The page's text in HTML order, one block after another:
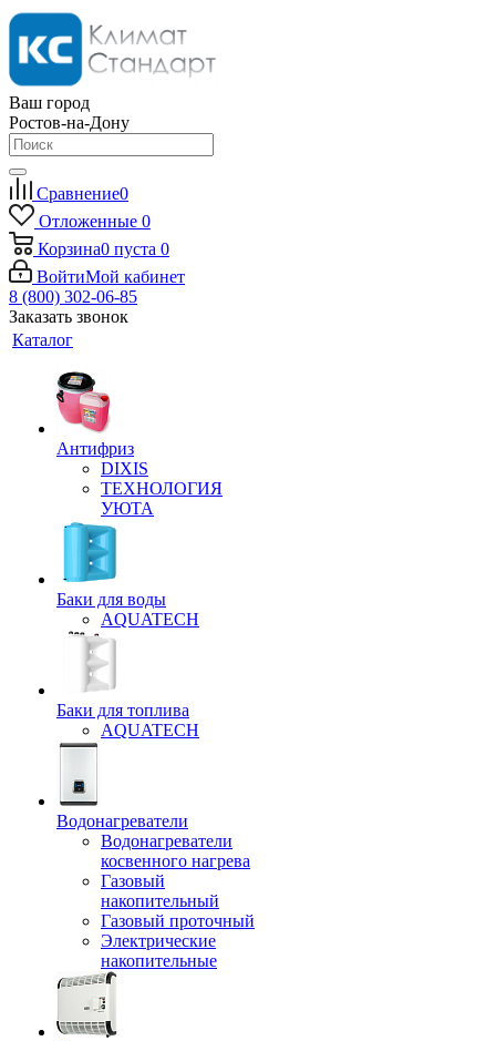
Ваш город
Ростов-на-Дону
Сравнение0
Отложенные 0
Корзина0 пуста 0
ВойтиМой кабинет
8 (800) 302-06-85
Заказать звонок
Каталог
Антифриз
DIXIS
ТЕХНОЛОГИЯ
УЮТА
Баки для воды
AQUATECH
Баки для топлива
AQUATECH
Водонагреватели
Водонагреватели
косвенного нагрева
Газовый
накопительный
Газовый проточный
Электрические
накопительные